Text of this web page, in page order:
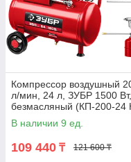
Компрессор воздушный
л/мин, 24 л, ЗУБР 1500 Вт,
безмасляный (КП-200-24
В наличии 9 ед.
109 440 ₸ 121 600 ₸